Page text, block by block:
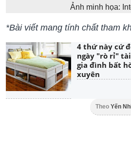
Ảnh minh họa:
*Bài viết mang tính chất tham
4 thứ này cứ
ngày "rò rỉ"
gia đình bất
xuyên
Theo Yến